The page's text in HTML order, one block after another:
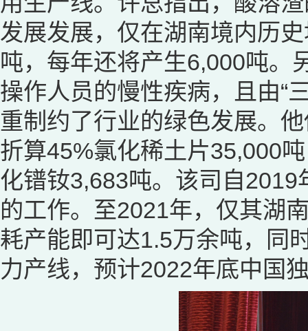
发展发展，仅在湖南境内历
吨，每年还将产生6,000吨。
操作人员的慢性疾病，且由“
重制约了行业的绿色发展。
折算45%氯化稀土片35,000
化镨钕3,683吨。该司自
的工作。至2021年，仅其湖
耗产能即可达1.5万余吨，同
力产线，预计2022年底中国